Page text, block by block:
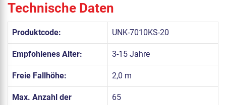
Technische Daten
Produktcode: UNK-7010KS-20
Empfohlenes Alter: 3-15 Jahre
Freie Fallhöhe: 2,0 m
Max. Anzahl der
65